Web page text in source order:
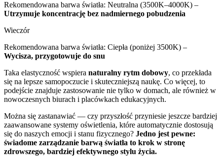
Rekomendowana barwa światła: Neutralna (3500K–4000K) –
Utrzymuje koncentrację bez nadmiernego pobudzenia
Wieczór
Rekomendowana barwa światła: Ciepła (poniżej 3500K) –
Wycisza, przygotowuje do snu
Taka elastyczność wspiera naturalny rytm dobowy, co przekłada
się na lepsze samopoczucie i skuteczniejszą naukę. Co więcej, to
podejście znajduje zastosowanie nie tylko w domach, ale również w
nowoczesnych biurach i placówkach edukacyjnych.
Można się zastanawiać — czy przyszłość przyniesie jeszcze bardziej
zaawansowane systemy oświetlenia, które automatycznie dostosują
się do naszych emocji i stanu fizycznego? Jedno jest pewne:
świadome zarządzanie barwą światła to krok w stronę
zdrowszego, bardziej efektywnego stylu życia.